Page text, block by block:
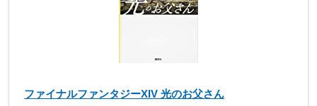
ファイナルファンタジーXIV 光のお父さん